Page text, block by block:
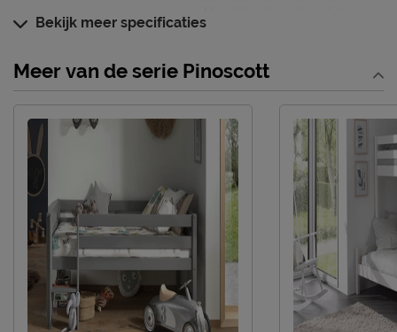
Locatie
Emailadres
sales@vipack.be
Bekijk meer specificaties
Meer van de serie Pinoscott